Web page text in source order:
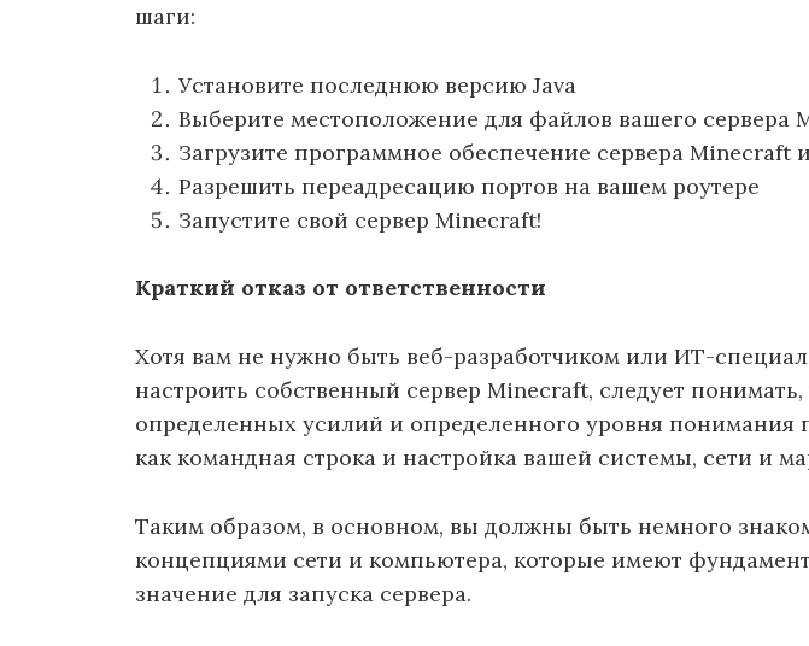
шаги:
Установите последнюю версию Java
Выберите местоположение для файлов вашего сервера
Загрузите программное обеспечение сервера Minecraft
Разрешить переадресацию портов на вашем роутере
Запустите свой сервер Minecraft!
Краткий отказ от ответственности
Хотя вам не нужно быть веб-разработчиком или ИТ-
настроить собственный сервер Minecraft, следует понимать,
определенных усилий и определенного уровня понимания
как командная строка и настройка вашей системы, сети и
Таким образом, в основном, вы должны быть немного
концепциями сети и компьютера, которые имеют
значение для запуска сервера.